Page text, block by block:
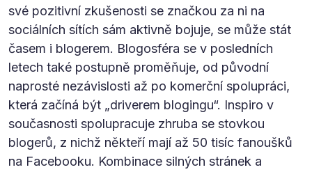
své pozitivní zkušenosti se značkou za ni na
sociálních sítích sám aktivně bojuje, se může stát
časem i blogerem. Blogosféra se v posledních
letech také postupně proměňuje, od původní
naprosté nezávislosti až po komerční spolupráci,
která začíná být „driverem blogingu“. Inspiro v
současnosti spolupracuje zhruba se stovkou
blogerů, z nichž někteří mají až 50 tisíc fanoušků
na Facebooku. Kombinace silných stránek a